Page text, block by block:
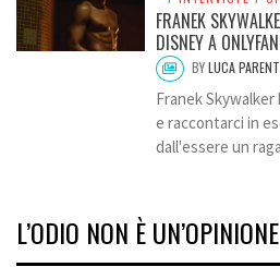
FRANEK
DISNEY A
BYLUCA
Franek
e raccontarci in
dall'essere un
L’ODIO NON È UN’OPINIONE